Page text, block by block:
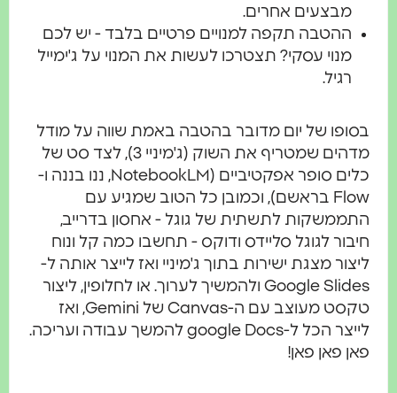
מבצעים אחרים.
ההטבה תקפה למנויים פרטיים בלבד - יש לכם
מנוי עסקי? תצטרכו לעשות את המנוי על ג'ימייל
רגיל.
בסופו של יום מדובר בהטבה באמת שווה על מודל
מדהים שמטריף את השוק (ג'מיניי 3), לצד סט של
כלים סופר אפקטיביים (NotebookLM, ננו בננה ו-
Flow בראשם), וכמובן כל הטוב שמגיע עם
התממשקות לתשתית של גוגל - אחסון בדרייב,
חיבור לגוגל סליידס ודוקס - תחשבו כמה קל ונוח
ליצור מצגת ישירות בתוך ג'מיניי ואז לייצר אותה ל-
Google Slides ולהמשיך לערוך. או לחלופין, ליצור
טקסט מעוצב עם ה-Canvas של Gemini, ואז
לייצר הכל ל-google Docs להמשך עבודה ועריכה.
פאן פאן פאן!